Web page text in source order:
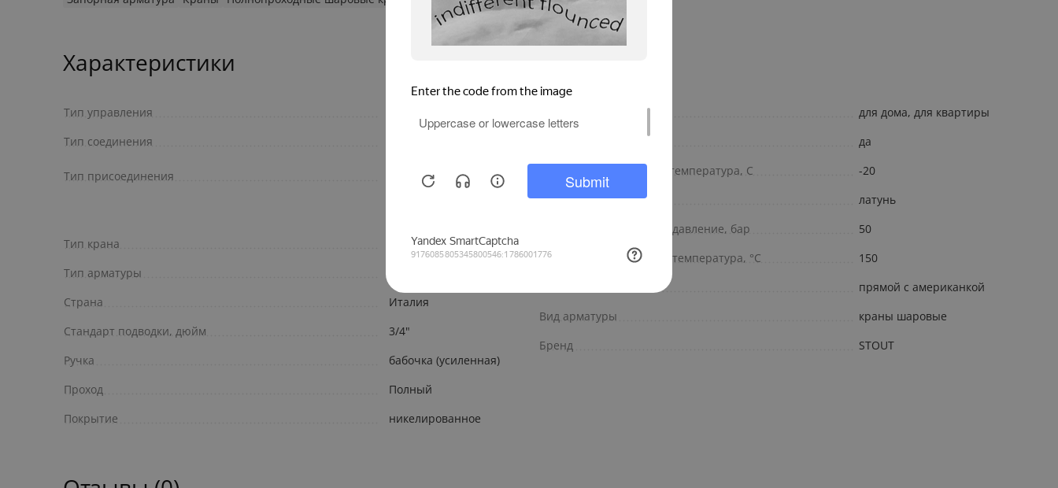
Характеристики
Тип управления
Тип соединения
Тип присоединения
резьба
Тип крана
(бабочка)
Тип арматуры
Страна
Италия
Стандарт подводки, дюйм
3/4"
Ручка
бабочка (усиленная)
Проход
Полный
Покрытие
никелированное
Область применения
для дома, для квартиры
да
Минимальная рабочая температура, С
-20
Материал изготовления
латунь
Максимальное рабочее давление, бар
50
Максимальная рабочая температура, °С
150
прямой с американкой
Вид арматуры
краны шаровые
Бренд
STOUT